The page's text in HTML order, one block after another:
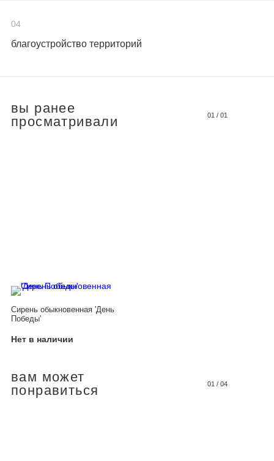
04
благоустройство территорий
вы ранее
просматривали
01 / 01
Сирень обыкновенная 'День
Победы'
Нет в наличии
вам может
понравиться
01 / 04